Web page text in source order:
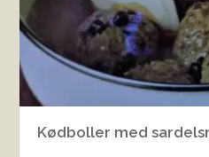
Kødboller med